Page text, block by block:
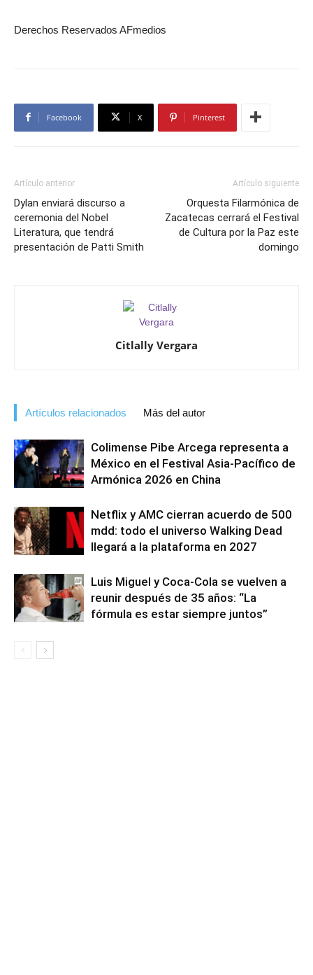
Derechos Reservados AFmedios
Facebook X Pinterest
Artículo anterior
Dylan enviará discurso a
ceremonia del Nobel
Literatura, que tendrá
presentación de Patti Smith
Artículo siguiente
Orquesta Filarmónica de
Zacatecas cerrará el Festival
de Cultura por la Paz este
domingo
Citlally Vergara
Artículos relacionados Más del autor
Colimense Pibe Arcega representa a
México en el Festival Asia-Pacífico de
Armónica 2026 en China
Netflix y AMC cierran acuerdo de 500
mdd: todo el universo Walking Dead
llegará a la plataforma en 2027
Luis Miguel y Coca-Cola se vuelven a
reunir después de 35 años: “La
fórmula es estar siempre juntos”